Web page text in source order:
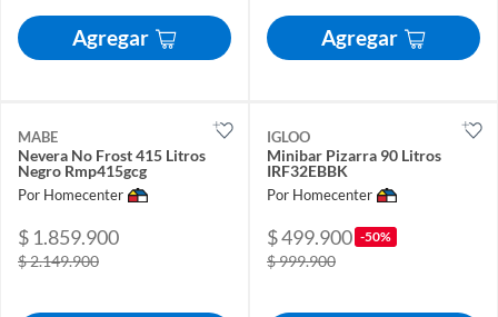
Agregar Agregar
MABE
Nevera No Frost 415 Litros
Negro Rmp415gcg
Por Homecenter
$ 1.859.900
$ 2.149.900
IGLOO
Minibar Pizarra 90 Litros
IRF32EBBK
Por Homecenter
$ 499.900 -50%
$ 999.900